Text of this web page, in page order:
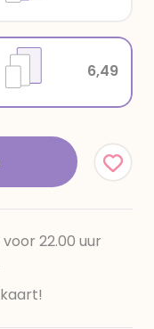
6,49
22.00 uur